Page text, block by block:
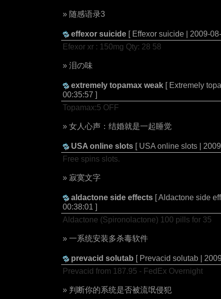
» 随感语录3
effexor suicide [ Effexor suicide | 2009-
Efexor xr : 150mg Qty: 28 58
» 泪の味
extremely topamax weak [ Extremely
00:35:57 ]
Topamax:5 OFF
» 女人心声：结婚就是一起睡觉
USA online slots [ USA online slots |
Free spins slots.
» 寂寞文字
aldactone side effects [ Aldactone side
00:38:01 ]
Aldactone (Spironolactone) 100 pills for 35
» 一系统安装多杀毒软件
prevacid solutab [ Prevacid solutab |
Prevacid from 187.95 - FedEx Overnight
» 判断你的系统是否被流氓侵犯